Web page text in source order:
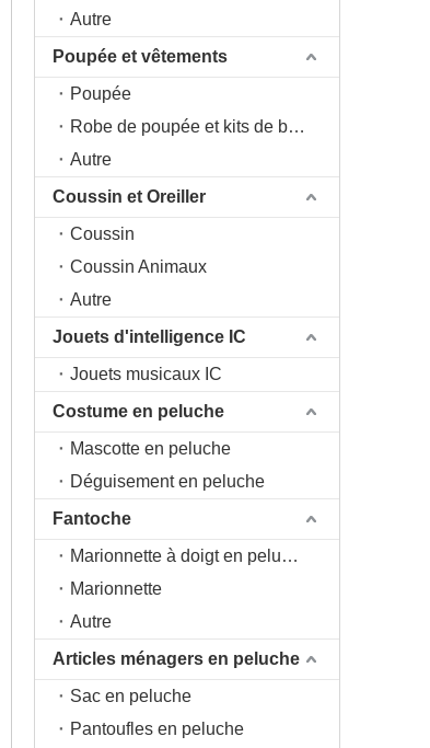
Autre
Poupée et vêtements
Poupée
Robe de poupée et kits de bricolage
Autre
Coussin et Oreiller
Coussin
Coussin Animaux
Autre
Jouets d'intelligence IC
Jouets musicaux IC
Costume en peluche
Mascotte en peluche
Déguisement en peluche
Fantoche
Marionnette à doigt en peluche
Marionnette
Autre
Articles ménagers en peluche
Sac en peluche
Pantoufles en peluche